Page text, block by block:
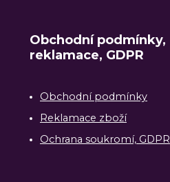
Obchodní podmínky,
reklamace, GDPR
Obchodní podmínky
Reklamace zboží
Ochrana soukromí, GDPR